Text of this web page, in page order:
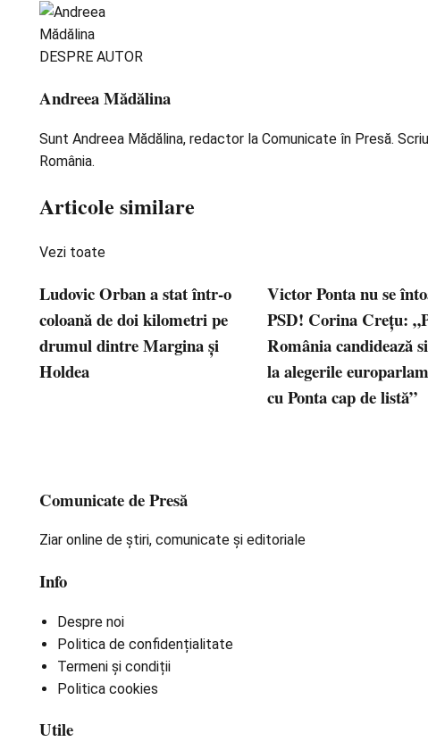
DESPRE AUTOR
Andreea Mădălina
Sunt Andreea Mădălina, redactor la Comunicate în Presă.
România.
Articole similare
Vezi toate
Ludovic Orban a stat într-o
coloană de doi kilometri pe
drumul dintre Margina și
Holdea
Victor Ponta nu se
PSD! Corina Crețu:
România candidează
la alegerile
cu Ponta cap de listă”
Comunicate de Presă
Ziar online de știri, comunicate și editoriale
Info
Despre noi
Politica de confidențialitate
Termeni și condiții
Politica cookies
Utile